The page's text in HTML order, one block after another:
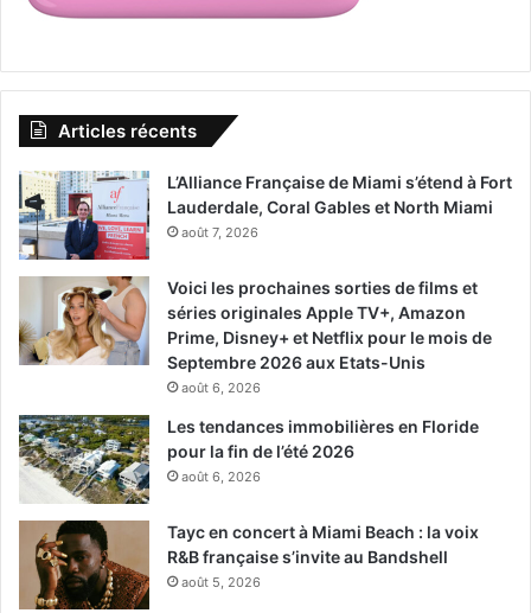
Articles récents
L’Alliance Française de Miami s’étend à Fort
Lauderdale, Coral Gables et North Miami
août 7, 2026
Voici les prochaines sorties de films et
séries originales Apple TV+, Amazon
Prime, Disney+ et Netflix pour le mois de
Septembre 2026 aux Etats-Unis
août 6, 2026
Les tendances immobilières en Floride
pour la fin de l’été 2026
août 6, 2026
Tayc en concert à Miami Beach : la voix
R&B française s’invite au Bandshell
août 5, 2026